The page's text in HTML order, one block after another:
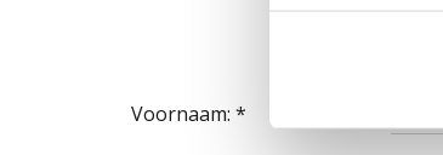
Voornaam: *